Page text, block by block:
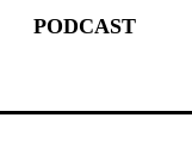
PODCAST